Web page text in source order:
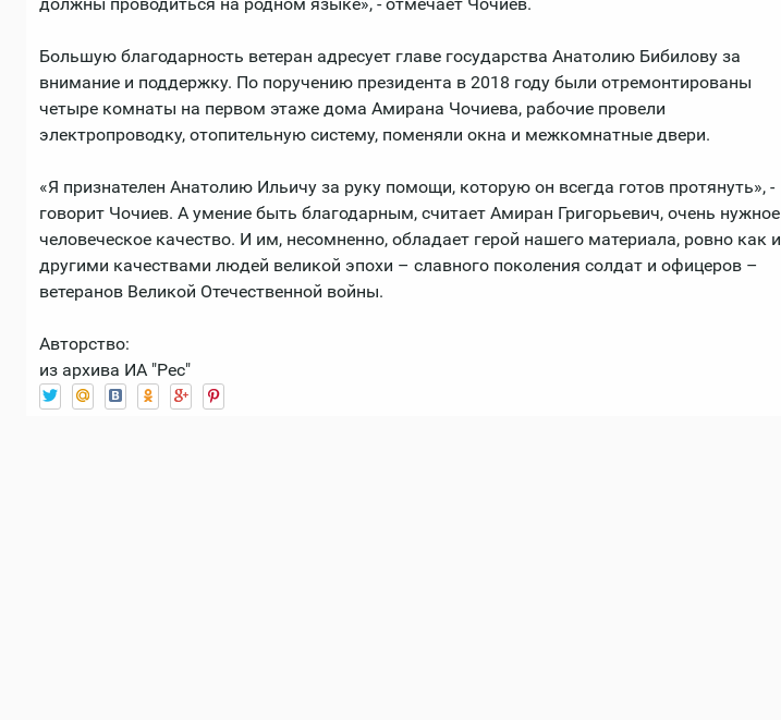
Большую благодарность ветеран адресует главе государства Анатолию Бибилову за
внимание и поддержку. По поручению президента в 2018 году были отремонтированы
четыре комнаты на первом этаже дома Амирана Чочиева, рабочие провели
электропроводку, отопительную систему, поменяли окна и межкомнатные двери.
«Я признателен Анатолию Ильичу за руку помощи, которую он всегда готов протянуть», -
говорит Чочиев. А умение быть благодарным, считает Амиран Григорьевич, очень нужное
человеческое качество. И им, несомненно, обладает герой нашего материала, ровно как и
другими качествами людей великой эпохи – славного поколения солдат и офицеров –
ветеранов Великой Отечественной войны.
Авторство:
из архива ИА "Рес"